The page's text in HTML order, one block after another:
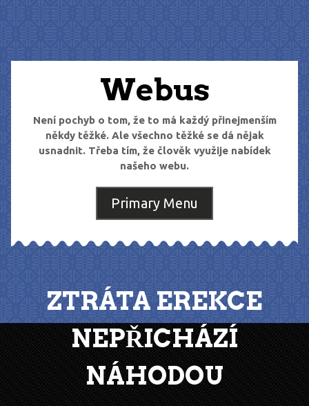
Webus
Není pochyb o tom, že to má každý přinejmenším
někdy těžké. Ale všechno těžké se dá nějak
usnadnit. Třeba tím, že člověk využije nabídek
našeho webu.
Primary Menu
ZTRÁTA EREKCE
NEPŘICHÁZÍ
NÁHODOU